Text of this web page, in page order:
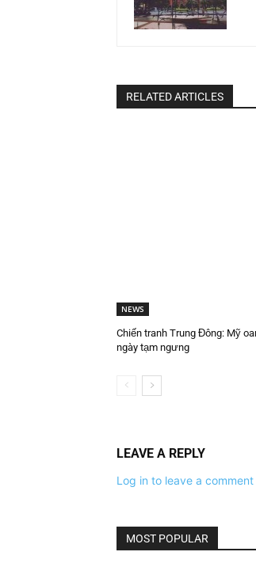
RELATED ARTICLES
NEWS
Chiến tranh Trung Đông: Mỹ
ngày tạm ngưng
LEAVE A REPLY
Log in to leave a comment
MOST POPULAR